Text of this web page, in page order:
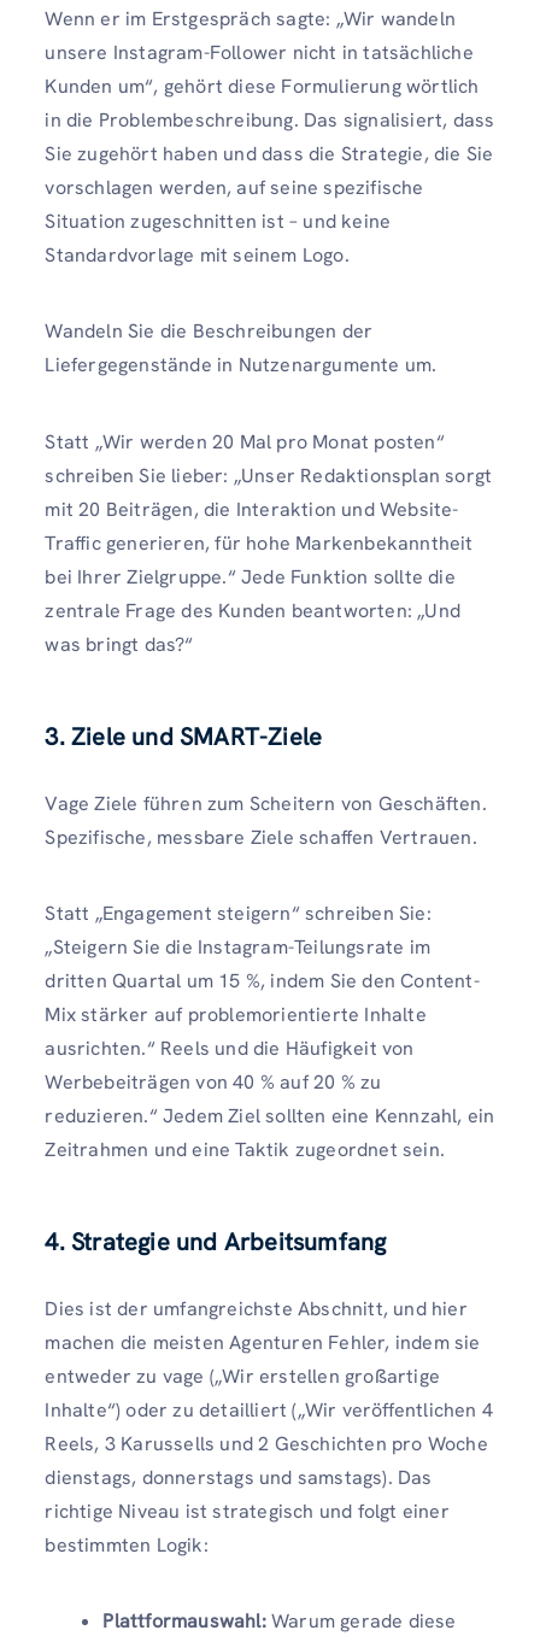
Wenn er im Erstgespräch sagte: „Wir wandeln
unsere Instagram-Follower nicht in tatsächliche
Kunden um“, gehört diese Formulierung wörtlich
in die Problembeschreibung. Das signalisiert, dass
Sie zugehört haben und dass die Strategie, die Sie
vorschlagen werden, auf seine spezifische
Situation zugeschnitten ist – und keine
Standardvorlage mit seinem Logo.
Wandeln Sie die Beschreibungen der
Liefergegenstände in Nutzenargumente um.
Statt „Wir werden 20 Mal pro Monat posten“
schreiben Sie lieber: „Unser Redaktionsplan sorgt
mit 20 Beiträgen, die Interaktion und Website-
Traffic generieren, für hohe Markenbekanntheit
bei Ihrer Zielgruppe.“ Jede Funktion sollte die
zentrale Frage des Kunden beantworten: „Und
was bringt das?“
3. Ziele und SMART-Ziele
Vage Ziele führen zum Scheitern von Geschäften.
Spezifische, messbare Ziele schaffen Vertrauen.
Statt „Engagement steigern“ schreiben Sie:
„Steigern Sie die Instagram-Teilungsrate im
dritten Quartal um 15 %, indem Sie den Content-
Mix stärker auf problemorientierte Inhalte
ausrichten.“ Reels und die Häufigkeit von
Werbebeiträgen von 40 % auf 20 % zu
reduzieren.“ Jedem Ziel sollten eine Kennzahl, ein
Zeitrahmen und eine Taktik zugeordnet sein.
4. Strategie und Arbeitsumfang
Dies ist der umfangreichste Abschnitt, und hier
machen die meisten Agenturen Fehler, indem sie
entweder zu vage („Wir erstellen großartige
Inhalte“) oder zu detailliert („Wir veröffentlichen 4
Reels, 3 Karussells und 2 Geschichten pro Woche
dienstags, donnerstags und samstags). Das
richtige Niveau ist strategisch und folgt einer
bestimmten Logik:
Plattformauswahl:Warum gerade diese